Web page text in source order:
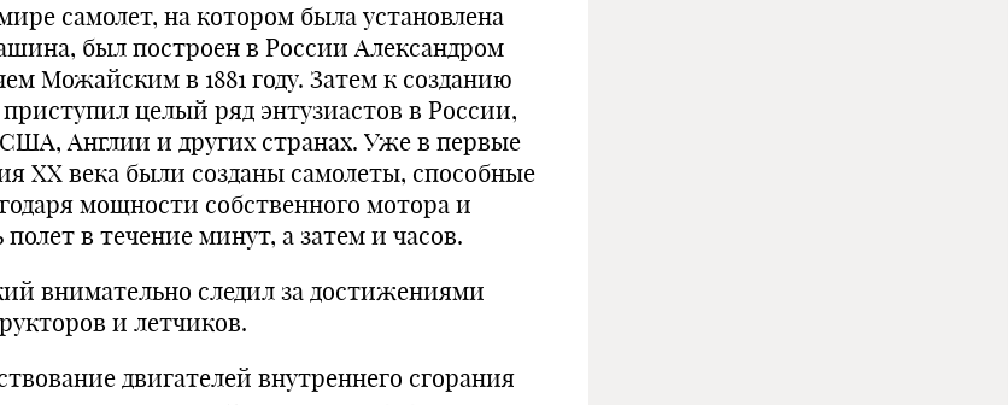
самолет, на котором была установлена
был построен в России Александром
Можайским в 1881 году. Затем к созданию
целый ряд энтузиастов в России,
Англии и других странах. Уже в первые
XX века были созданы самолеты, способные
мощности собственного мотора и
в течение минут, а затем и часов.
внимательно следил за достижениями
и летчиков.
двигателей внутреннего сгорания